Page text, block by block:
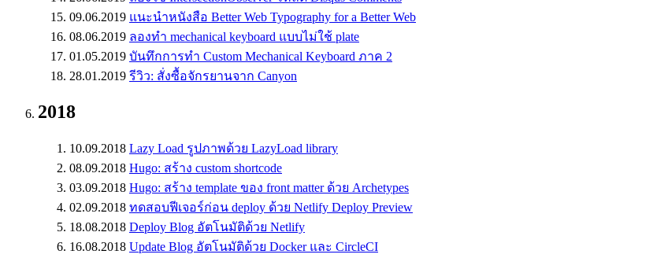
09.06.2019 แนะนำหนังสือ Better Web Typography for a Better Web
08.06.2019 ลองทำ mechanical keyboard แบบไม่ใช้ plate
01.05.2019 บันทึกการทำ Custom Mechanical Keyboard ภาค 2
28.01.2019 รีวิว: สั่งซื้อจักรยานจาก Canyon
2018
10.09.2018 Lazy Load รูปภาพด้วย LazyLoad library
08.09.2018 Hugo: สร้าง custom shortcode
03.09.2018 Hugo: สร้าง template ของ front matter ด้วย Archetypes
02.09.2018 ทดสอบฟีเจอร์ก่อน deploy ด้วย Netlify Deploy Preview
18.08.2018 Deploy Blog อัตโนมัติด้วย Netlify
16.08.2018 Update Blog อัตโนมัติด้วย Docker และ CircleCI